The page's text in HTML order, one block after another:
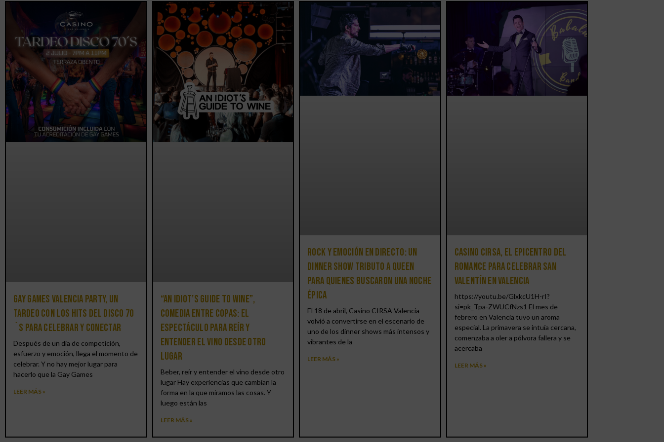
Gay Games Valencia Party, un
tardeo con los hits del DISCO 70
´S para celebrar y conectar
Después de un día de competición,
esfuerzo y emoción, llega el momento de
celebrar. Y no hay mejor lugar para
hacerlo que la Gay Games
LEER MÁS »
“An Idiot’s Guide to Wine”,
comedia entre copas: el
espectáculo para reír y
entender el vino desde otro
lugar
Beber, reír y entender el vino desde otro
lugar Hay experiencias que cambian la
forma en la que miramos las cosas. Y
luego están las
LEER MÁS »
Rock y emoción en directo: un
Dinner Show Tributo a Queen
para quienes buscaron una noche
épica
El 18 de abril, Casino CIRSA Valencia
volvió a convertirse en el escenario de
uno de los dinner shows más intensos y
vibrantes de la
LEER MÁS »
Casino CIRSA, el epicentro del
romance para celebrar San
Valentín en Valencia
https://youtu.be/GlxkcU1H-rI?
si=pk_Tpa-ZWUCfNzs1 El mes de
febrero en Valencia tuvo un aroma
especial. La primavera se intuía cercana,
comenzaba a oler a pólvora fallera y se
acercaba
LEER MÁS »